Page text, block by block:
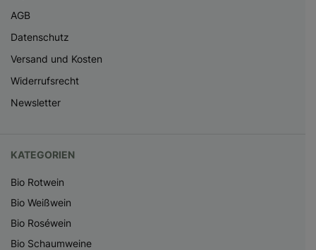
AGB
Datenschutz
Versand und Kosten
Widerrufsrecht
Newsletter
KATEGORIEN
Bio Rotwein
Bio Weißwein
Bio Roséwein
Bio Schaumweine